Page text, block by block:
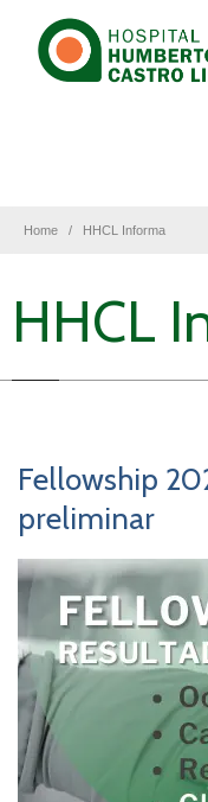
Home HHCL Informa
HHCL
Fellowship
preliminar